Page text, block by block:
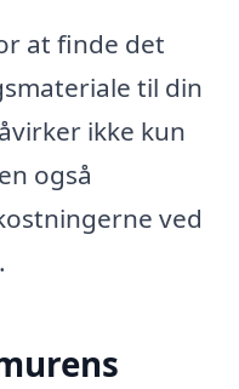
at finde det
til din
ikke kun
også
ved